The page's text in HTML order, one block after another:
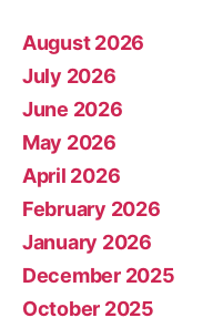
August 2026
July 2026
June 2026
May 2026
April 2026
February 2026
January 2026
December 2025
October 2025